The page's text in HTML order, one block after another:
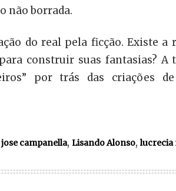
não borrada.
do real pela ficção. Existe a
construir suas fantasias?
por trás das criações
campanella, Lisando Alonso,lucrecia